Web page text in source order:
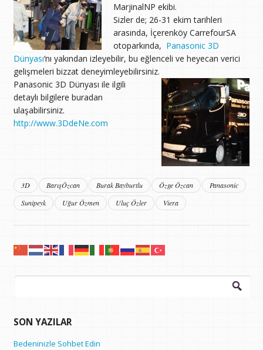
MarjinalNP ekibi.
Sizler de; 26-31 ekim tarihleri
arasında, İçerenköy CarrefourSA
otoparkında, Panasonic 3D
Dünyası‘nı yakından izleyebilir, bu eğlenceli ve heyecan verici
gelişmeleri bizzat deneyimleyebilirsiniz.
Panasonic 3D Dünyası ile ilgili
detaylı bilgilere buradan
ulaşabilirsiniz.
http://www.3DdeNe.com
3D BarışÖzcan Burak Bayburtlu Özge Özcan
Panasonic
Sunipeyk
Uğur Özmen Uluç Özler Viera
Arama:
SON YAZILAR
Bedeninizle Sohbet Edin